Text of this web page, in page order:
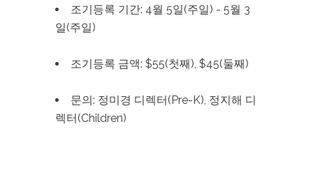
조기등록 기간: 4월 5일(주일) - 5월 3
일(주일)
조기등록 금액: $55(첫째), $45(둘째)
문의: 정미경 디렉터(Pre-K), 정지해 디
렉터(Children)